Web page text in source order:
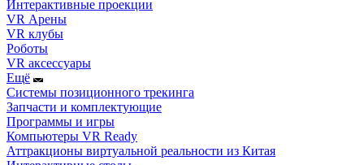
Интерактивные проекции
VR Арены
VR клубы
Роботы
VR аксессуары
Ещё
Системы позиционного трекинга
Запчасти и комплектующие
Программы и игры
Компьютеры VR Ready
Аттракционы виртуальной реальности из Китая